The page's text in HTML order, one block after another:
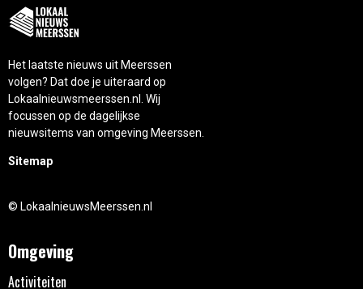
Het laatste nieuws uit Meerssen
volgen? Dat doe je uiteraard op
Lokaalnieuwsmeerssen.nl. Wij
focussen op de dagelijkse
nieuwsitems van omgeving Meerssen.
Sitemap
© LokaalnieuwsMeerssen.nl
Omgeving
Activiteiten